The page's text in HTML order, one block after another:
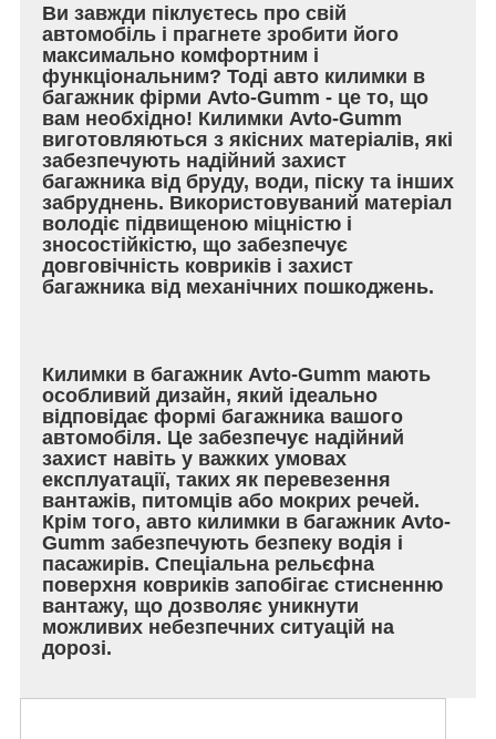
Ви завжди піклуєтесь про свій
автомобіль і прагнете зробити його
максимально комфортним і
функціональним? Тоді авто килимки в
багажник фірми Avto-Gumm - це то, що
вам необхідно! Килимки Avto-Gumm
виготовляються з якісних матеріалів, які
забезпечують надійний захист
багажника від бруду, води, піску та інших
забруднень. Використовуваний матеріал
володіє підвищеною міцністю і
зносостійкістю, що забезпечує
довговічність ковриків і захист
багажника від механічних пошкоджень.
Килимки в багажник Avto-Gumm мають
особливий дизайн, який ідеально
відповідає формі багажника вашого
автомобіля. Це забезпечує надійний
захист навіть у важких умовах
експлуатації, таких як перевезення
вантажів, питомців або мокрих речей.
Крім того, авто килимки в багажник Avto-
Gumm забезпечують безпеку водія і
пасажирів. Спеціальна рельєфна
поверхня ковриків запобігає стисненню
вантажу, що дозволяє уникнути
можливих небезпечних ситуацій на
дорозі.